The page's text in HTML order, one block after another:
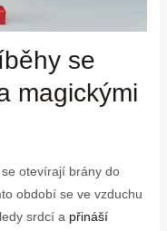
se
magickými
otevírají brány do
⁤období se ve vzduchu
srdcí a přináší